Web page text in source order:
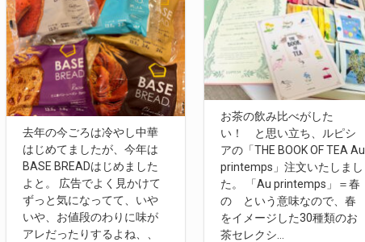
去年の今ごろは冷やし中華
はじめてましたが、今年は
BASE BREADはじめました
よと。 広告でよく見かけて
ずっと気になってて、いや
いや、お値段のわりに味が
アレだったりするよね、、
お茶の飲み比べがした
い！ と思い立ち、ルピシ
アの「THE BOOK OF TEA Au
printemps」注文いたしまし
た。 「Au printemps」＝春
の という意味なので、春
をイメージした30種類のお
茶セレクシ